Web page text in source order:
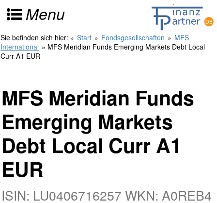
Menu
Sie befinden sich hier: » Start » Fondsgesellschaften » MFS
International » MFS Meridian Funds Emerging Markets Debt Local
Curr A1 EUR
MFS Meridian Funds
Emerging Markets
Debt Local Curr A1
EUR
ISIN: LU0406716257 WKN: A0REB4